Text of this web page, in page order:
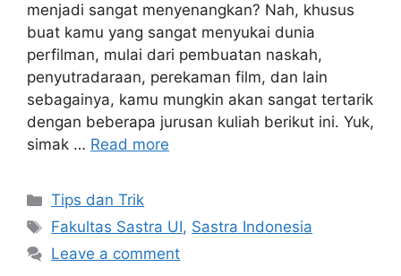
menjadi sangat menyenangkan? Nah, khusus
buat kamu yang sangat menyukai dunia
perfilman, mulai dari pembuatan naskah,
penyutradaraan, perekaman film, dan lain
sebagainya, kamu mungkin akan sangat tertarik
dengan beberapa jurusan kuliah berikut ini. Yuk,
simak … Read more
Tips dan Trik
Fakultas Sastra UI, Sastra Indonesia
Leave a comment